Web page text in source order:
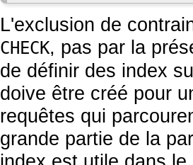
L'exclusion de
CHECK, pas par la
de définir des index
doive être créé pour
requêtes qui
grande partie de la